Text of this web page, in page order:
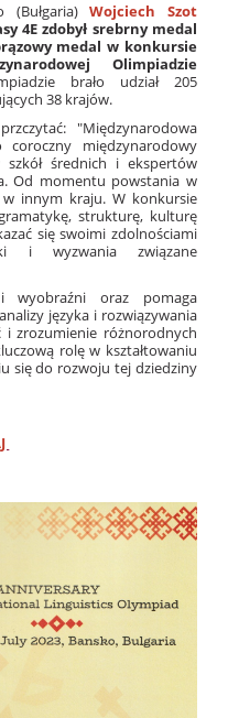
(Bułgaria)Wojciech Szot
4E zdobył srebrny medal
medal w konkursie
Olimpiadzie
brało udział 205
38 krajów.
"Międzynarodowa
międzynarodowy
średnich i ekspertów
Od momentu powstania w
innym kraju. W konkursie
strukturę, kulturę
się swoimi zdolnościami
i wyzwania związane
wyobraźni oraz pomaga
języka i rozwiązywania
i zrozumienie różnorodnych
rolę w kształtowaniu
się do rozwoju tej dziedziny